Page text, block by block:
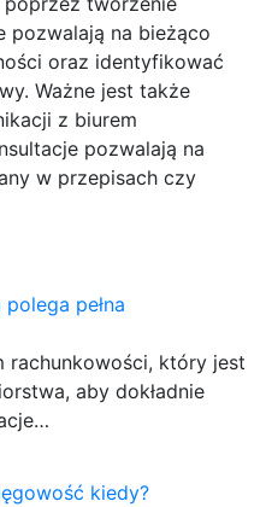
pozwalają na bieżąco
oraz identyfikować
Ważne jest także
z biurem
pozwalają na
w przepisach czy
pełna
rachunkowości, który jest
aby dokładnie
kiedy?